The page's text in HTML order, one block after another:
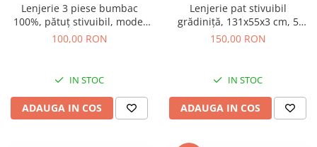
Lenjerie 3 piese bumbac
100%, pătuț stivuibil, model
animăluțe safari
100,00 RON
IN STOC
ADAUGA IN COS
Lenjerie pat stivuibil
grădiniță, 131x55x3 cm, 5
piese, set complet, bumbac
150,00 RON
IN STOC
ADAUGA IN COS